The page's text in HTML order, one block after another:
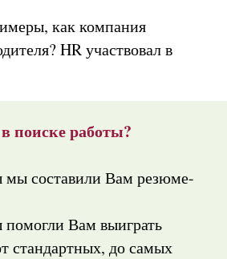
как компания
HR участвовал в
поиске работы?
составили Вам резюме-
Вам выиграть
стандартных, до самых